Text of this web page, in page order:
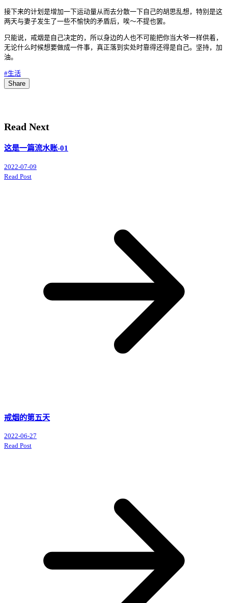
接下来的计划是增加一下运动量从而去分散一下自己的胡思乱想，特别是这
两天与妻子发生了一些不愉快的矛盾后，唉～不提也罢。
只能说，戒烟是自己决定的，所以身边的人也不可能把你当大爷一样供着，
无论什么时候想要做成一件事，真正落到实处时靠得还得是自己。坚持，加
油。
#生活
Share
Read Next
这是一篇流水账-01
2022-07-09
Read Post
戒烟的第五天
2022-06-27
Read Post